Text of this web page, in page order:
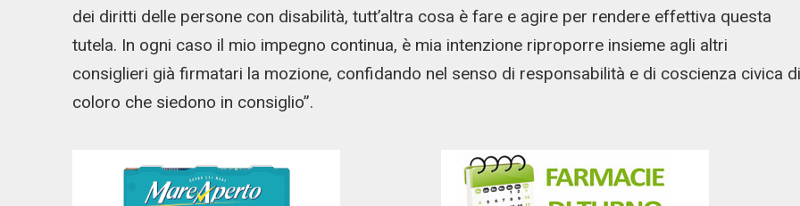
dei diritti delle persone con disabilità, tutt’altra cosa è fare e agire per rendere effettiva questa
tutela. In ogni caso il mio impegno continua, è mia intenzione riproporre insieme agli altri
consiglieri già firmatari la mozione, confidando nel senso di responsabilità e di coscienza civica di
coloro che siedono in consiglio”.